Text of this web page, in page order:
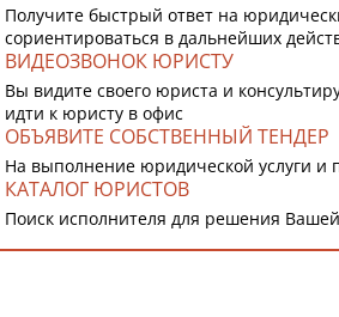
Получите быстрый ответ на
сориентироваться в дальнейших
ВИДЕОЗВОНОК ЮРИСТУ
Вы видите своего юриста и
идти к юристу в офис
ОБЪЯВИТЕ СОБСТВЕННЫЙ ТЕНДЕР
На выполнение юридической услуги и
КАТАЛОГ ЮРИСТОВ
Поиск исполнителя для решения